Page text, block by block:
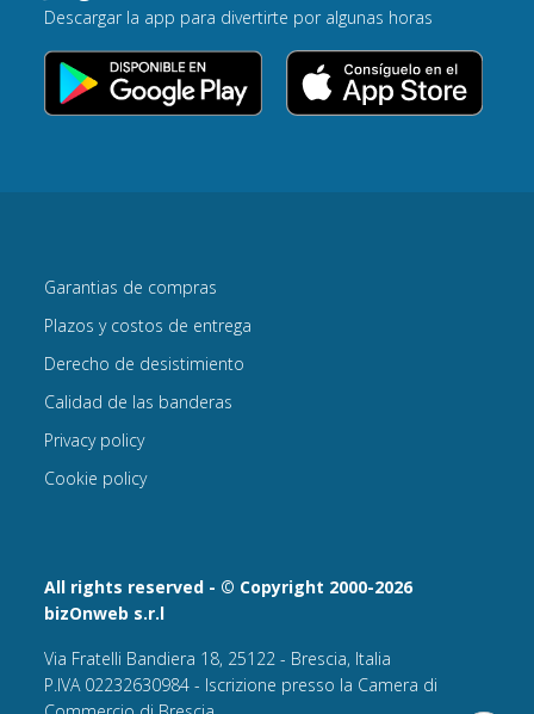
Descargar la app para divertirte por algunas horas
All rights reserved - © Copyright 2000-2026
bizOnweb s.r.l
Via Fratelli Bandiera 18, 25122 - Brescia, Italia
P.IVA 02232630984 - Iscrizione presso la Camera di
Garantias de compras
Plazos y costos de entrega
Derecho de desistimiento
Calidad de las banderas
Privacy policy
Cookie policy